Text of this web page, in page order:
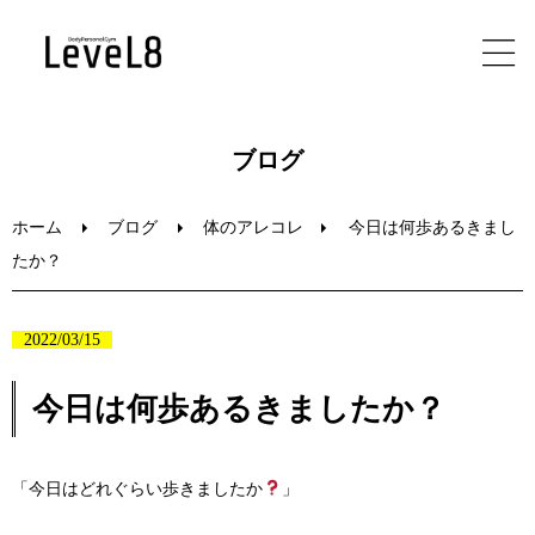
お問い合わせ
ブログ
ホーム ブログ 体のアレコレ
今日は何歩あるきまし
たか？
2022/03/15
今日は何歩あるきましたか？
「今日はどれぐらい歩きましたか 」